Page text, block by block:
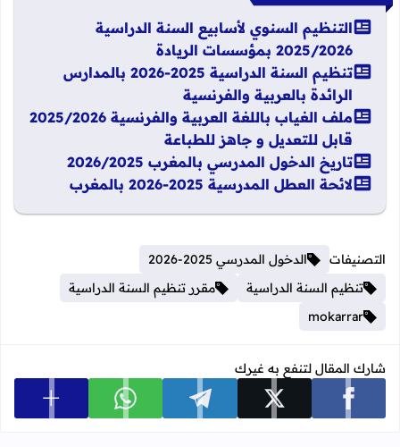
التنظيم السنوي لأسابيع السنة الدراسية
2025/2026 بمؤسسات الريادة
تنظيم السنة الدراسية 2025-2026 بالمدارس
الرائدة بالعربية والفرنسية
ملف الغياب باللغة العربية والفرنسية 2025/2026
قابل للتعديل و جاهز للطباعة
تاريخ الدخول المدرسي بالمغرب 2026/2025
لائحة العطل المدرسية 2025-2026 بالمغرب
التصنيفات
الدخول المدرسي 2025-2026
تنظيم السنة الدراسية
مقرر تنظيم السنة الدراسية
mokarrar
شارك المقال لتنفع به غيرك
شارك على facebook شارك على x شارك على telegram شارك على whatsapp عرض